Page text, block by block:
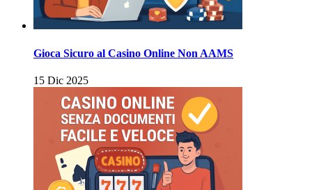
Gioca Sicuro al Casino Online Non AAMS
15 Dic 2025